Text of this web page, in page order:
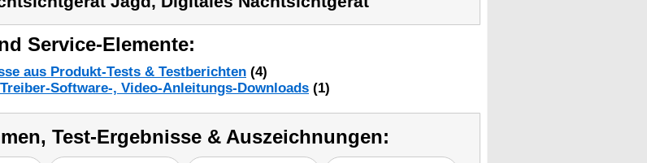
Service-Elemente:
aus Produkt-Tests & Testberichten (4)
Software-, Video-Anleitungs-Downloads (1)
Test-Ergebnisse & Auszeichnungen: